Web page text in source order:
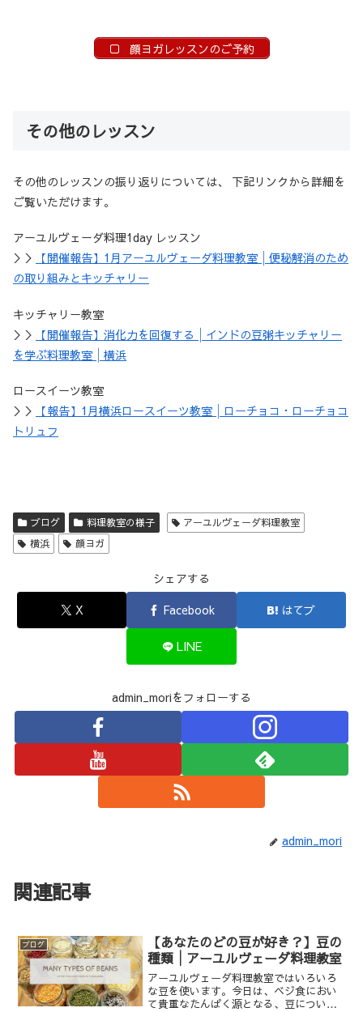
顔ヨガレッスンのご予約
その他のレッスン
その他のレッスンの振り返りについては、 下記リンクから詳細を
ご覧いただけます。
アーユルヴェーダ料理1day レッスン
＞＞
【開催報告】1月アーユルヴェーダ料理教室│便秘解消のため
の取り組みとキッチャリー
キッチャリー教室
＞＞
【開催報告】消化力を回復する│インドの豆粥キッチャリー
を学ぶ料理教室│横浜
ロースイーツ教室
＞＞
【報告】1月横浜ロースイーツ教室│ローチョコ・ローチョコ
トリュフ
ブログ 料理教室の様子
アーユルヴェーダ料理教室
横浜
顔ヨガ
シェアする
X
Facebook はてブ
LINE
admin_moriをフォローする
admin_mori
関連記事
ブログ
【あなたのどの豆が好き？】豆の
種類│アーユルヴェーダ料理教室
アーユルヴェーダ料理教室ではいろいろ
な豆を使います。今日は、ベジ食におい
て貴重なたんぱく源となる、豆について